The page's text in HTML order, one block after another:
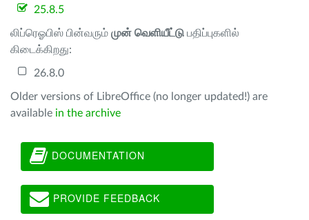
25.8.5
லிப்ரெஓபிஸ் பின்வரும் முன் வெளியீட்டு பதிப்புகளில்
கிடைக்கிறது:
26.8.0
Older versions of LibreOffice (no longer updated!) are
available in the archive
DOCUMENTATION
PROVIDE FEEDBACK